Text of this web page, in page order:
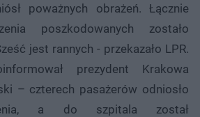
poważnych obrażeń. Łącznie
poszkodowanych zostało
jest rannych - przekazało LPR.
prezydent Krakowa
– czterech pasażerów odniosło
a do szpitala został